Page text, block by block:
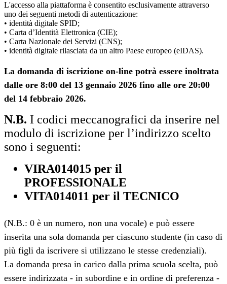
L'accesso alla piattaforma è consentito esclusivamente attraverso
uno dei seguenti metodi di autenticazione:
• identità digitale SPID;
• Carta d’Identità Elettronica (CIE);
• Carta Nazionale dei Servizi (CNS);
• identità digitale rilasciata da un altro Paese europeo (eIDAS).
La domanda di iscrizione on-line potrà essere inoltrata
dalle ore 8:00 del 13 gennaio 2026 fino alle ore 20:00
del 14 febbraio 2026.
N.B. I codici meccanografici da inserire nel
modulo di iscrizione per l’indirizzo scelto
sono i seguenti:
VIRA014015 per il
PROFESSIONALE
VITA014011 per il TECNICO
(N.B.: 0 è un numero, non una vocale) e può essere
inserita una sola domanda per ciascuno studente (in caso di
più figli da iscrivere si utilizzano le stesse credenziali).
La domanda presa in carico dalla prima scuola scelta, può
essere indirizzata - in subordine e in ordine di preferenza -